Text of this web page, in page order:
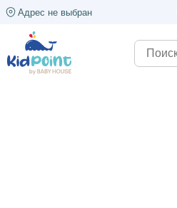
Адрес не выбран